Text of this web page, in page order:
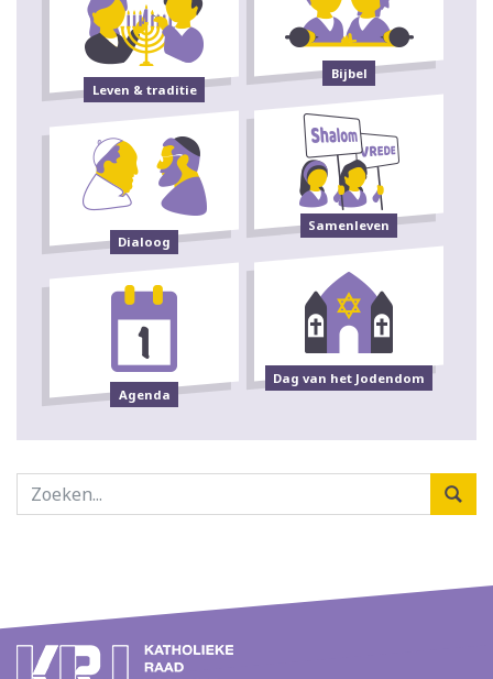
Leven & traditie
Bijbel
Dialoog
Samenleven
Agenda
Dag van het Jodendom